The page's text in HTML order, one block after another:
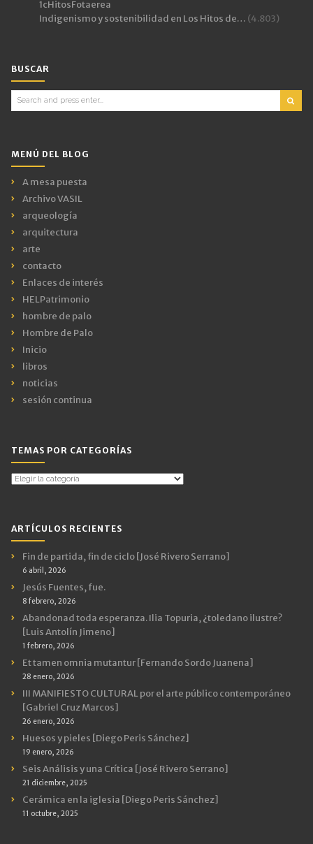
Indigenismo y sostenibilidad en Los Hitos de… (4.803)
BUSCAR
Search
for:
MENÚ DEL BLOG
A mesa puesta
Archivo VASIL
arqueología
arquitectura
arte
contacto
Enlaces de interés
HELPatrimonio
hombre de palo
Hombre de Palo
Inicio
libros
noticias
sesión continua
TEMAS POR CATEGORÍAS
Temas
ARTÍCULOS RECIENTES
Fin de partida, fin de ciclo [José Rivero Serrano]
6 abril, 2026
Jesús Fuentes, fue.
8 febrero, 2026
Abandonad toda esperanza. Ilia Topuria, ¿toledano ilustre?
[Luis Antolín Jimeno]
1 febrero, 2026
Et tamen omnia mutantur [Fernando Sordo Juanena]
28 enero, 2026
III MANIFIESTO CULTURAL por el arte público contemporáneo
[Gabriel Cruz Marcos]
26 enero, 2026
Huesos y pieles [Diego Peris Sánchez]
19 enero, 2026
Seis Análisis y una Crítica [José Rivero Serrano]
21 diciembre, 2025
Cerámica en la iglesia [Diego Peris Sánchez]
11 octubre, 2025